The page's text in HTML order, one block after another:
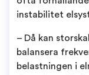
instabilitet
– Då kan
balansera
belastningen i